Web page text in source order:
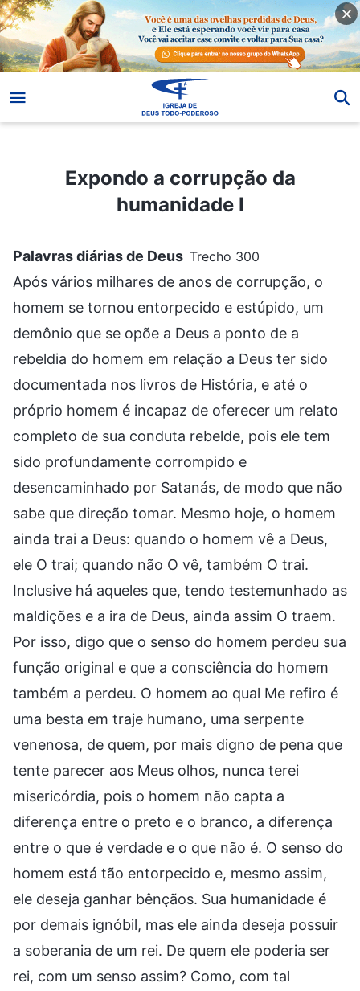
Expondo a corrupção da humanidade I
Expondo a corrupção da
humanidade I
Palavras diárias de Deus Trecho 300
Após vários milhares de anos de corrupção, o
homem se tornou entorpecido e estúpido, um
demônio que se opõe a Deus a ponto de a
rebeldia do homem em relação a Deus ter sido
documentada nos livros de História, e até o
próprio homem é incapaz de oferecer um relato
completo de sua conduta rebelde, pois ele tem
sido profundamente corrompido e
desencaminhado por Satanás, de modo que não
sabe que direção tomar. Mesmo hoje, o homem
ainda trai a Deus: quando o homem vê a Deus,
ele O trai; quando não O vê, também O trai.
Inclusive há aqueles que, tendo testemunhado as
maldições e a ira de Deus, ainda assim O traem.
Por isso, digo que o senso do homem perdeu sua
função original e que a consciência do homem
também a perdeu. O homem ao qual Me refiro é
uma besta em traje humano, uma serpente
venenosa, de quem, por mais digno de pena que
tente parecer aos Meus olhos, nunca terei
misericórdia, pois o homem não capta a
diferença entre o preto e o branco, a diferença
entre o que é verdade e o que não é. O senso do
homem está tão entorpecido e, mesmo assim,
ele deseja ganhar bênçãos. Sua humanidade é
por demais ignóbil, mas ele ainda deseja possuir
a soberania de um rei. De quem ele poderia ser
rei, com um senso assim? Como, com tal